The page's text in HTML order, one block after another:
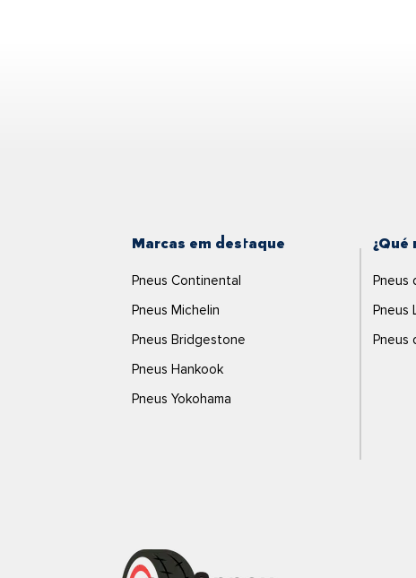
Marcas em destaque
Pneus Continental
Pneus Michelin
Pneus Bridgestone
Pneus Hankook
Pneus Yokohama
¿Qué
Pneus
Pneus
Pneus